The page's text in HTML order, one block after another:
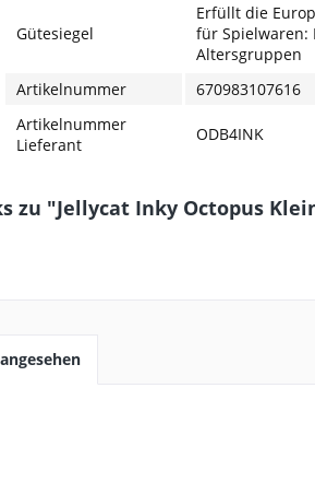
Gütesiegel
Erfüllt die
für Spielwaren:
Altersgruppen
Artikelnummer
670983107616
Artikelnummer
Lieferant
ODB4INK
"Jellycat Inky Octopus